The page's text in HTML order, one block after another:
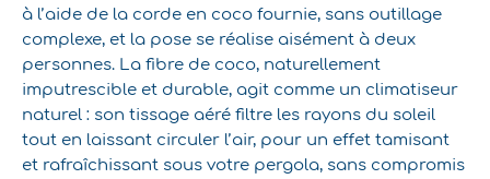
à l’aide de la corde en coco fournie, sans outillage
complexe, et la pose se réalise aisément à deux
personnes. La fibre de coco, naturellement
imputrescible et durable, agit comme un climatiseur
naturel : son tissage aéré filtre les rayons du soleil
tout en laissant circuler l’air, pour un effet tamisant
et rafraîchissant sous votre pergola, sans compromis